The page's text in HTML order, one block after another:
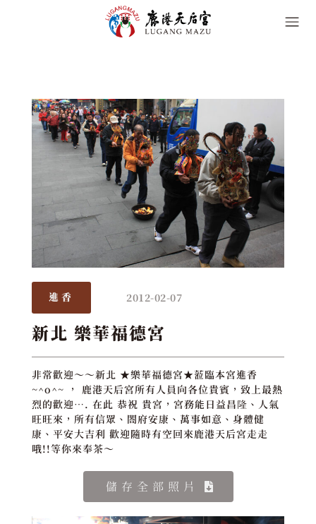
進香 2012-02-07
新北 樂華福德宮
非常歡迎～～新北 ★樂華福德宮★蒞臨本宮進香
~^o^~ ， 鹿港天后宮所有人員向各位貴賓，致上最熱
烈的歡迎…. 在此 恭祝 貴宮，宮務能日益昌隆、人氣
旺旺來，所有信眾、閤府安康、萬事如意、身體健
康、平安大吉利 歡迎隨時有空回來鹿港天后宮走走
哦!!等你來奉茶～
儲存全部照片